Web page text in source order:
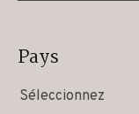
Pays
Séleccionnez